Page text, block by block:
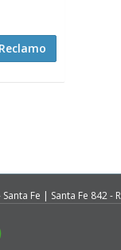
Fe | Santa Fe 842 -